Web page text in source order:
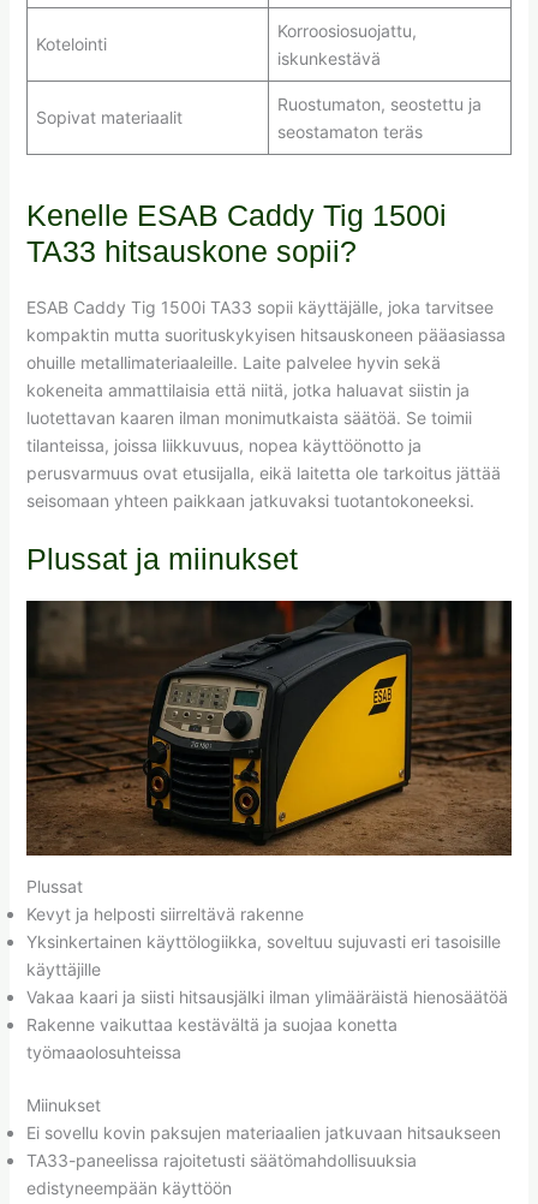
Kotelointi
Korroosiosuojattu,
iskunkestävä
Sopivat materiaalit
Ruostumaton, seostettu ja
seostamaton teräs
Kenelle ESAB Caddy Tig 1500i
TA33 hitsauskone sopii?
ESAB Caddy Tig 1500i TA33 sopii käyttäjälle, joka tarvitsee
kompaktin mutta suorituskykyisen hitsauskoneen pääasiassa
ohuille metallimateriaaleille. Laite palvelee hyvin sekä
kokeneita ammattilaisia että niitä, jotka haluavat siistin ja
luotettavan kaaren ilman monimutkaista säätöä. Se toimii
tilanteissa, joissa liikkuvuus, nopea käyttöönotto ja
perusvarmuus ovat etusijalla, eikä laitetta ole tarkoitus jättää
seisomaan yhteen paikkaan jatkuvaksi tuotantokoneeksi.
Plussat ja miinukset
Plussat
Kevyt ja helposti siirreltävä rakenne
Yksinkertainen käyttölogiikka, soveltuu sujuvasti eri tasoisille
käyttäjille
Vakaa kaari ja siisti hitsausjälki ilman ylimääräistä hienosäätöä
Rakenne vaikuttaa kestävältä ja suojaa konetta
työmaaolosuhteissa
Miinukset
Ei sovellu kovin paksujen materiaalien jatkuvaan hitsaukseen
TA33-paneelissa rajoitetusti säätömahdollisuuksia
edistyneempään käyttöön